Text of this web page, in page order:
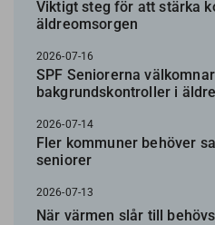
Viktigt steg för att stärka
äldreomsorgen
2026-07-16
SPF Seniorerna
bakgrundskontroller i
2026-07-14
Fler kommuner behöver
seniorer
2026-07-13
När värmen slår till